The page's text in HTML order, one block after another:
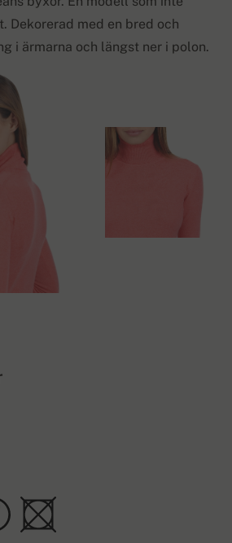
Dekorerad med en bred och
i ärmarna och längst ner i polon.